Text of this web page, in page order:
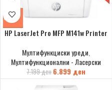
HP LaserJet Pro MFP M141w Printer
Мултифункциски уреди
Мултифункционални - Ласерски
7.199ден 6.899 ден